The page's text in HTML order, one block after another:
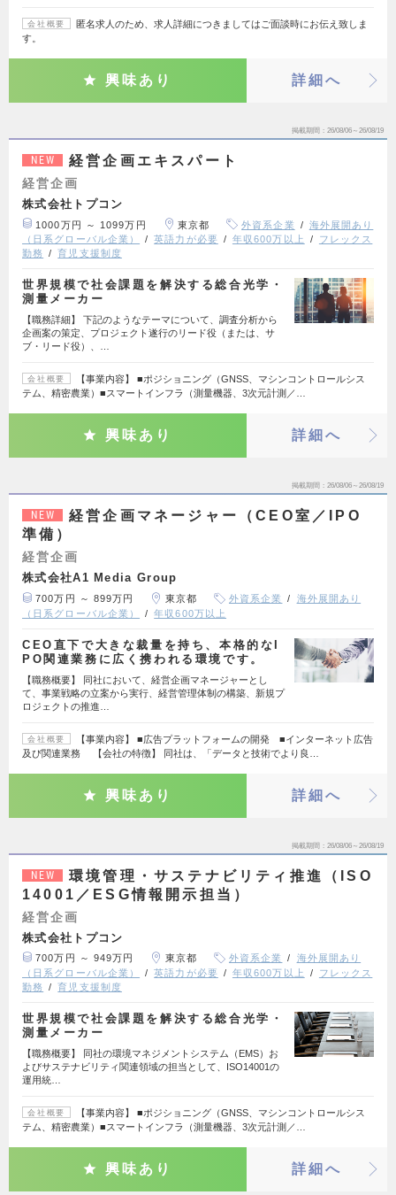
会社概要
匿名求人のため、求人詳細につきましてはご面談時にお伝え致しま
す。
興味あり 詳細へ
掲載期間 26/08/06～26/08/19
NEW 経営企画エキスパート
経営企画
株式会社トプコン
1000万円 ～ 1099万円 東京都 外資系企業
海外展開あり
（日系グローバル企業）
英語力が必要 年収600万以上
フレックス
勤務
育児支援制度
世界規模で社会課題を解決する総合光学・
測量メーカー
【職務詳細】 下記のようなテーマについて、調査分析から
企画案の策定、プロジェクト遂行のリード役（または、サ
ブ・リード役）、…
会社概要
【事業内容】 ■ポジショニング（GNSS、マシンコントロールシス
テム、精密農業）■スマートインフラ（測量機器、3次元計測／…
興味あり 詳細へ
掲載期間 26/08/06～26/08/19
NEW
経営企画マネージャー（CEO室／IPO
準備）
経営企画
株式会社A1 Media Group
700万円 ～ 899万円 東京都 外資系企業
海外展開あり
（日系グローバル企業）
年収600万以上
CEO直下で大きな裁量を持ち、本格的なI
PO関連業務に広く携われる環境です。
【職務概要】 同社において、経営企画マネージャーとし
て、事業戦略の立案から実行、経営管理体制の構築、新規プ
ロジェクトの推進…
会社概要
【事業内容】 ■広告プラットフォームの開発 ■インターネット広告
及び関連業務 【会社の特徴】 同社は、「データと技術でより良…
興味あり 詳細へ
掲載期間 26/08/06～26/08/19
NEW
環境管理・サステナビリティ推進（ISO
14001／ESG情報開示担当）
経営企画
株式会社トプコン
700万円 ～ 949万円 東京都 外資系企業
海外展開あり
（日系グローバル企業）
英語力が必要 年収600万以上
フレックス
勤務
育児支援制度
世界規模で社会課題を解決する総合光学・
測量メーカー
【職務概要】 同社の環境マネジメントシステム（EMS）お
よびサステナビリティ関連領域の担当として、ISO14001の
運用統…
会社概要
【事業内容】 ■ポジショニング（GNSS、マシンコントロールシス
テム、精密農業）■スマートインフラ（測量機器、3次元計測／…
興味あり 詳細へ